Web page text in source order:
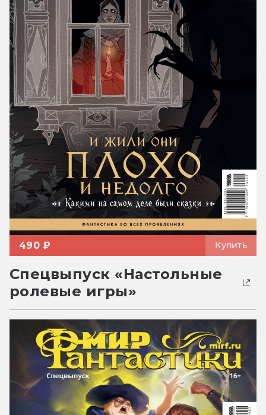
490 ₽ Купить
Спецвыпуск «Настольные
ролевые игры»